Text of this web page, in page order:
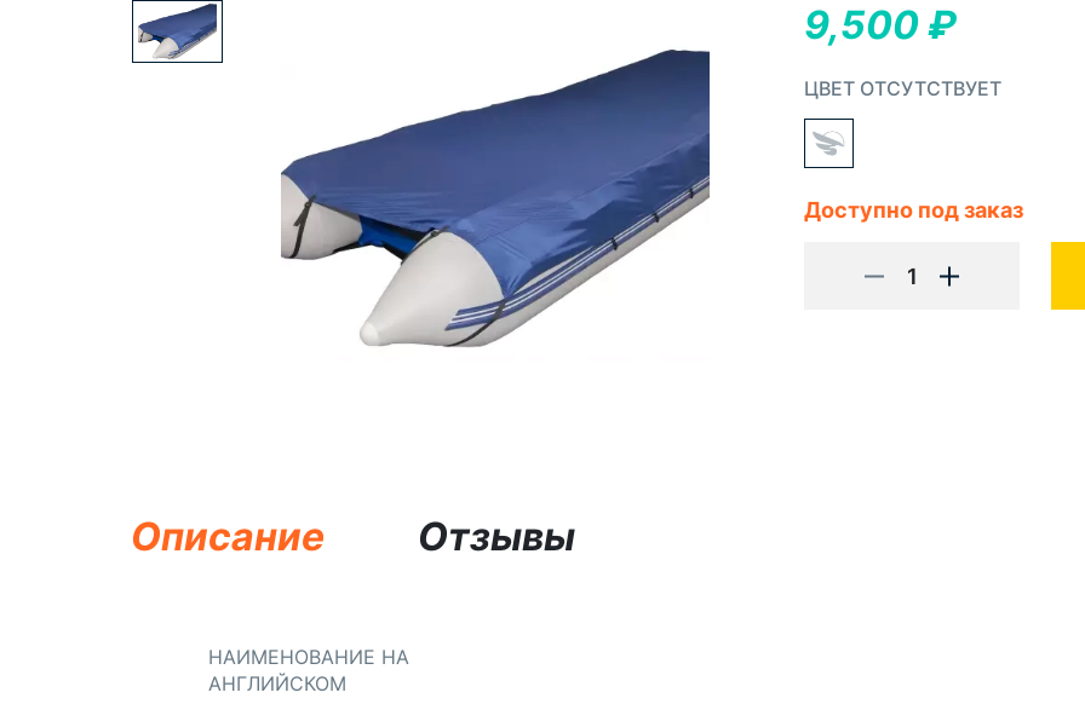
9,500₽
ЦВЕТ ОТСУТСТВУЕТ
Доступно под заказ
1
Описание Отзывы
НАИМЕНОВАНИЕ НА
АНГЛИЙСКОМ